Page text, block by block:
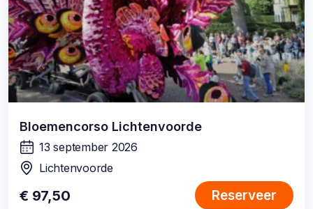
Bloemencorso Lichtenvoorde
wanneer:
13 september 2026
locatie:
Lichtenvoorde
€ 97,50 Reserveer